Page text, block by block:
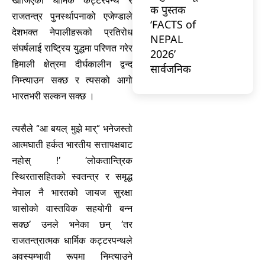
राजतन्त्र पुनर्स्थापनाको एजेण्डाले
देशभक्त नेपालीहरूको प्रतिरोध
संघर्षलाई राष्ट्रिय युद्धमा परिणत गरेर
हिमाली क्षेत्रमा दीर्घकालीन द्वन्द
निम्त्याउन सक्छ र त्यसको आगो
भारतभरी सल्कन सक्छ ।
त्यसैले “आ बयल् मुझे मार्“ भनेजस्तो
आत्मघाती हर्कत भारतीय सत्तापक्षबाट
नहोस् !’ ’लोकतान्त्रिक
स्थिरतासहितको स्वतन्त्र र समृद्ध
नेपाल नै भारतको जायज सुरक्षा
चासोको वास्तविक सहयोगी बन्न
सक्छ’ उनले भनेका छन् ’तर
राजतन्त्रात्मक धार्मिक कट्टरपन्थले
अवस्यम्भावी रूपमा निम्त्याउने
क पुस्तक
‘FACTS of
NEPAL
2026’
सार्वजनिक